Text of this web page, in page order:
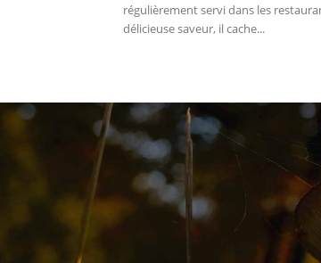
régulièrement servi dans les
délicieuse saveur, il cache...